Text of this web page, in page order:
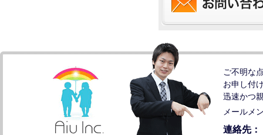
ご不明な
お申し付
迅速かつ
メールメ
連絡先：